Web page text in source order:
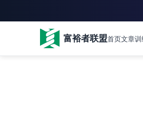
富裕者联盟首页文章训